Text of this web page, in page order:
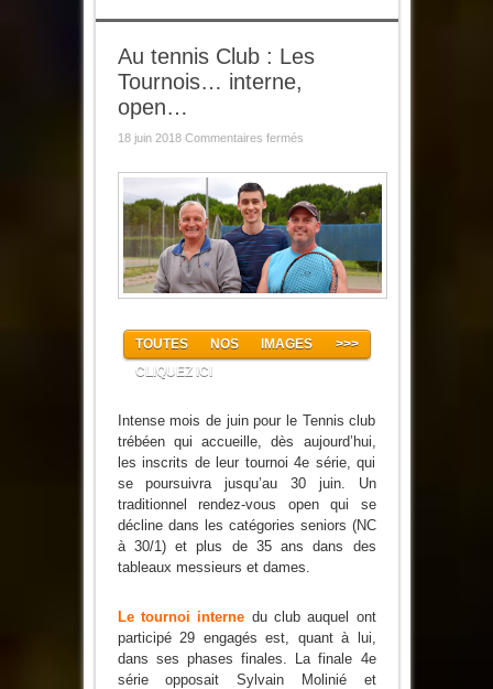
Au tennis Club : Les
Tournois… interne,
open…
18 juin 2018 Commentaires ferméssur
Club
:
Les
Tournois…
interne,
open…
TOUTES NOS IMAGES >>>
CLIQUEZ ICI
Intense mois de juin pour le Tennis club
trébéen qui accueille, dès aujourd’hui,
les inscrits de leur tournoi 4e série, qui
se poursuivra jusqu’au 30 juin. Un
traditionnel rendez-vous open qui se
décline dans les catégories seniors (NC
à 30/1) et plus de 35 ans dans des
tableaux messieurs et dames.
Le tournoi interne du club auquel ont
participé 29 engagés est, quant à lui,
dans ses phases finales. La finale 4e
série opposait Sylvain Molinié et